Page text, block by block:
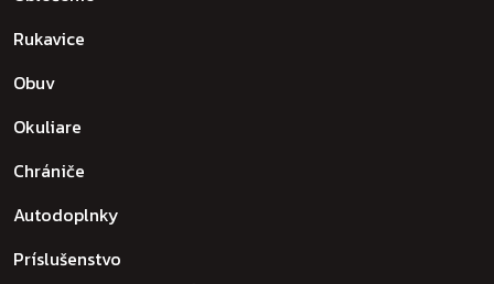
Rukavice
Obuv
Okuliare
Chrániče
Autodoplnky
Príslušenstvo